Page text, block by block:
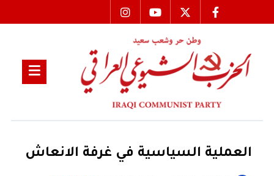
العملية السياسية في غرفة الانعاش